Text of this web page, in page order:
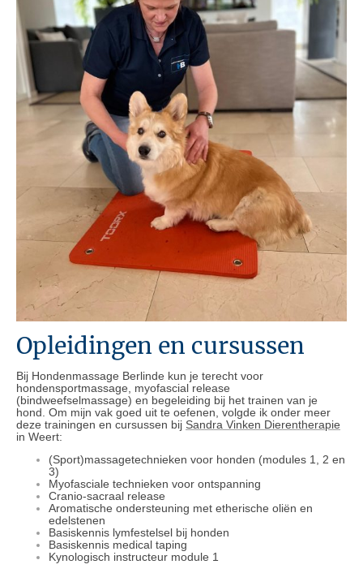
Opleidingen en cursussen
Bij Hondenmassage Berlinde kun je terecht voor
hondensportmassage, myofascial release
(bindweefselmassage) en begeleiding bij het trainen van je
hond. Om mijn vak goed uit te oefenen, volgde ik onder meer
deze trainingen en cursussen bij Sandra Vinken Dierentherapie
in Weert:
(Sport)massagetechnieken voor honden (modules 1, 2 en
3)
Myofasciale technieken voor ontspanning
Cranio-sacraal release
Aromatische ondersteuning met etherische oliën en
edelstenen
Basiskennis lymfestelsel bij honden
Basiskennis medical taping
Kynologisch instructeur module 1